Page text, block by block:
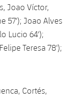
Joao Víctor,
57'); Joao Alves
Lucio 64');
Teresa 78');
Cortés,